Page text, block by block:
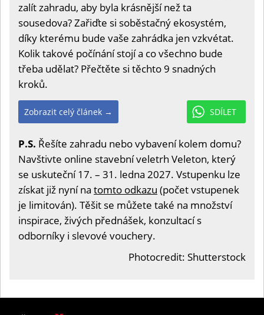
zalít zahradu, aby byla krásnější než ta
sousedova? Zařiďte si soběstačný ekosystém,
díky kterému bude vaše zahrádka jen vzkvétat.
Kolik takové počínání stojí a co všechno bude
třeba udělat? Přečtěte si těchto 9 snadných
kroků.
SDÍLET
Zobrazit celý článek →
P.S. Řešíte zahradu nebo vybavení kolem domu?
Navštivte online stavební veletrh Veleton, který
se uskuteční 17. – 31. ledna 2027. Vstupenku lze
získat již nyní na tomto odkazu (počet vstupenek
je limitován). Těšit se můžete také na množství
inspirace, živých přednášek, konzultací s
odborníky i slevové vouchery.
Photocredit: Shutterstock